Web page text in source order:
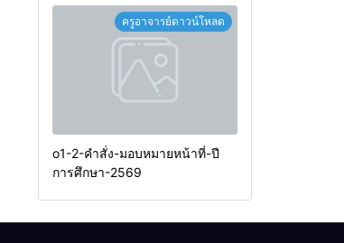
ครูอาจารย์ดาวน์โหลด
o1-2-คำสั่ง-มอบหมายหน้าที่-ปี
การศึกษา-2569